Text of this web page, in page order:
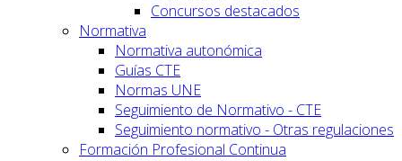
Concursos destacados
Normativa
Normativa autonómica
Guías CTE
Normas UNE
Seguimiento de Normativo - CTE
Seguimiento normativo - Otras regulaciones
Formación Profesional Continua